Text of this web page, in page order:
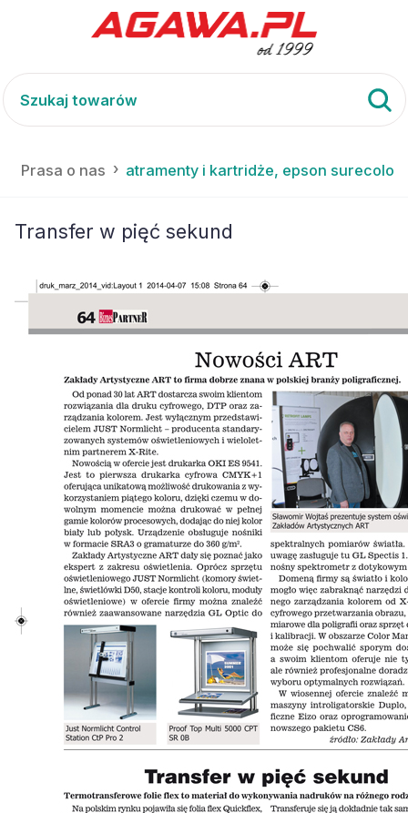
Prasa o nas atramenty i kartridże, epson surecolor
Transfer w pięć sekund